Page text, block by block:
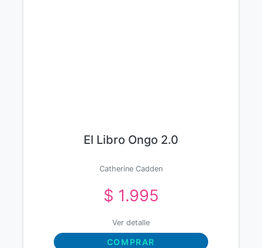
El Libro Ongo 2.0
Catherine Cadden
$ 1.995
Ver detalle
COMPRAR